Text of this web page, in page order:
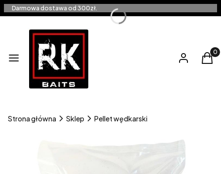
Darmowa dostawa od 300zł.
Menu Zaloguj się
Strona główna Sklep Pellet wędkarski